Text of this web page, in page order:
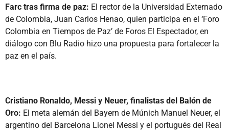
Farc tras firma de paz: El rector de la Universidad Externado
de Colombia, Juan Carlos Henao, quien participa en el ‘Foro
Colombia en Tiempos de Paz’ de Foros El Espectador, en
diálogo con Blu Radio hizo una propuesta para fortalecer la
paz en el país.
Cristiano Ronaldo, Messi y Neuer, finalistas del Balón de
Oro: El meta alemán del Bayern de Múnich Manuel Neuer, el
argentino del Barcelona Lionel Messi y el portugués del Real